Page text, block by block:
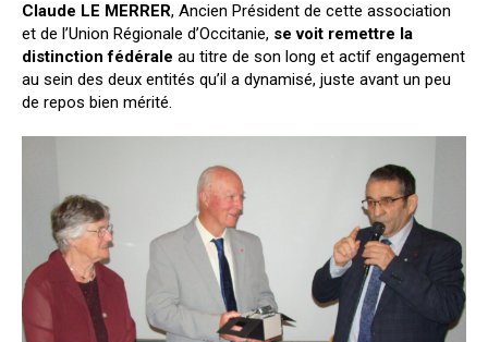
Claude LE MERRER, Ancien Président de cette association
et de l’Union Régionale d’Occitanie, se voit remettre la
distinction fédérale au titre de son long et actif engagement
au sein des deux entités qu’il a dynamisé, juste avant un peu
de repos bien mérité.